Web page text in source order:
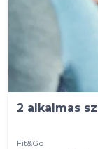
2 alkalmas
Fit&Go